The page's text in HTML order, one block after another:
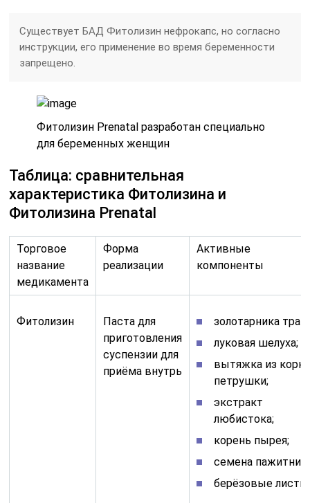
Существует БАД Фитолизин нефрокапс, но согласно
инструкции, его применение во время беременности
запрещено.
Фитолизин Prenatal разработан специально
для беременных женщин
Таблица: сравнительная
характеристика Фитолизина и
Фитолизина Prenatal
Торговое
название
медикамента
Форма
реализации
Активные
компоненты
Фитолизин
Паста для
приготовления
суспензии для
приёма внутрь
золотарника
луковая шелуха;
вытяжка из корня
петрушки;
экстракт
любистока;
корень пырея;
семена
берёзовые